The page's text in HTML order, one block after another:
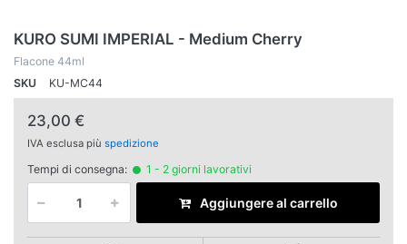
KURO SUMI IMPERIAL - Medium Cherry
Flacone 44ml
SKU
KU-MC44
23,00 €
IVA esclusa più spedizione
Tempi di consegna: 1 - 2 giorni lavorativi
Aggiungere al carrello